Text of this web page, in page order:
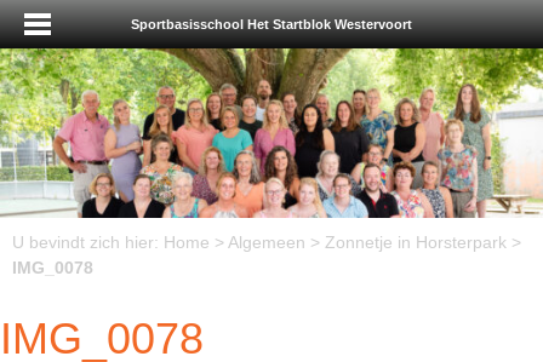
Sportbasisschool Het Startblok Westervoort
U bevindt zich hier: Home > Algemeen > Zonnetje in Horsterpark >
IMG_0078
IMG_0078